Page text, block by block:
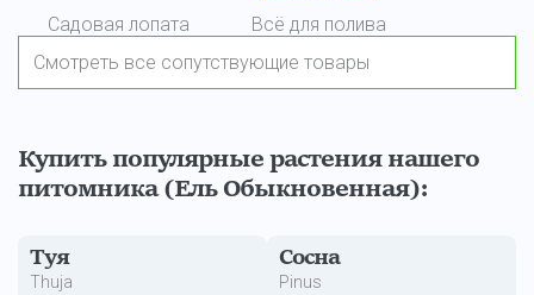
Садовая лопата
Всё для полива
Смотреть все сопутствующие товары
Купить популярные растения нашего
питомника (Ель Обыкновенная):
Туя
Thuja
Сосна
Pinus